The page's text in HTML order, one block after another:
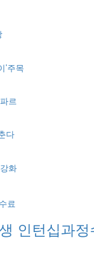
’주목
르
다
화
인턴십과